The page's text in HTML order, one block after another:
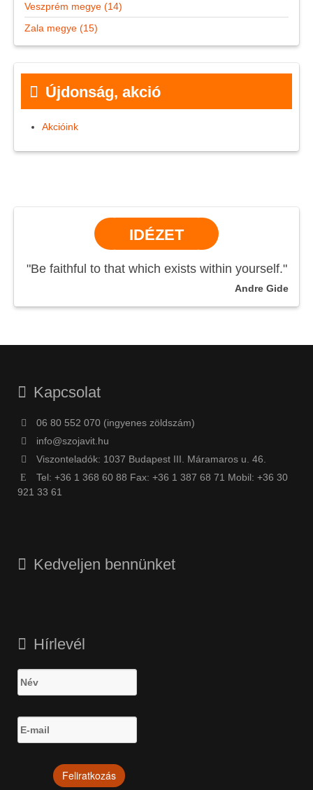
Veszprém megye (14)
Zala megye (15)
Újdonság, akció
Akcióink
IDÉZET
"Be faithful to that which exists within yourself."
Andre Gide
Kapcsolat
06 80 552 070 (ingyenes zöldszám)
info@szojavit.hu
Viszonteladók: 1037 Budapest III. Máramaros u. 46.
Tel: +36 1 368 60 88 Fax: +36 1 387 68 71 Mobil: +36 30
921 33 61
Kedveljen bennünket
Hírlevél